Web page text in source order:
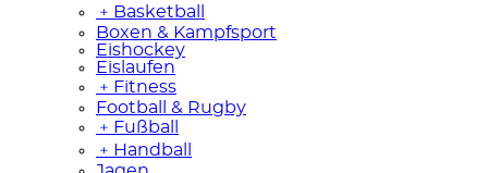
﹢ Basketball
Boxen & Kampfsport
Eishockey
Eislaufen
﹢ Fitness
Football & Rugby
﹢ Fußball
﹢ Handball